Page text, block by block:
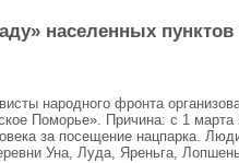
населенных пунктов
народного фронта
Поморье». Причина: с 1 марта
за посещение нацпарка.
Уна, Луда, Яреньга,